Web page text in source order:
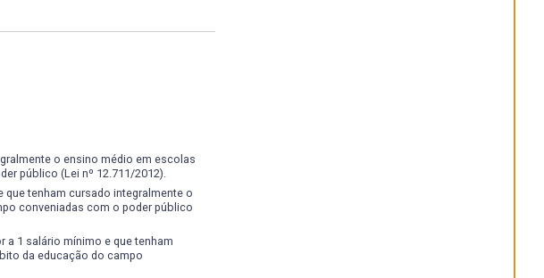
o ensino médio em escolas
público (Lei nº 12.711/2012).
tenham cursado integralmente o
conveniadas com o poder público
a 1 salário mínimo e que tenham
da educação do campo